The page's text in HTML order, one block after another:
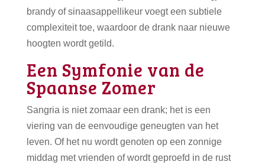
brandy of sinaasappellikeur voegt een subtiele
complexiteit toe, waardoor de drank naar nieuwe
hoogten wordt getild.
Een Symfonie van de
Spaanse Zomer
Sangria is niet zomaar een drank; het is een
viering van de eenvoudige geneugten van het
leven. Of het nu wordt genoten op een zonnige
middag met vrienden of wordt geproefd in de rust